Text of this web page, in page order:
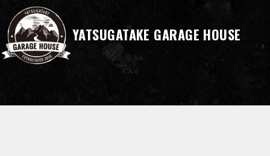
YATSUGATAKE GARAGE HOUSE